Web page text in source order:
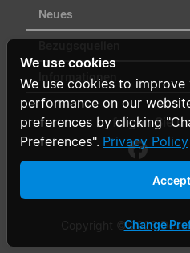
Neues
Informationen
folgen Sie
Copyright © 2026
We use cookies
We use cookies to
performance on our
preferences by clicking
Preferences". Privacy Policy
Change